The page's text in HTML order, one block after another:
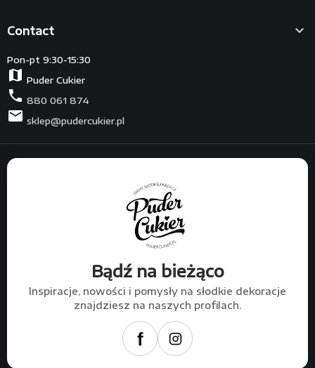
Contact 
Pon-pt 9:30-15:30
map Puder Cukier
phone 880 061 874
mail sklep@pudercukier.pl
Bądź na bieżąco
Inspiracje, nowości i pomysły na słodkie dekoracje
znajdziesz na naszych profilach.
f